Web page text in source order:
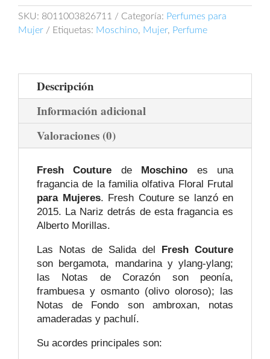
cantidad
SKU: 8011003826711 Categoría: Perfumes para
Mujer
Etiquetas: Moschino, Mujer, Perfume
Descripción
Información adicional
Valoraciones (0)
Fresh Couture de Moschino es una
fragancia de la familia olfativa Floral Frutal
para Mujeres. Fresh Couture se lanzó en
2015. La Nariz detrás de esta fragancia es
Alberto Morillas.
Las Notas de Salida del Fresh Couture
son bergamota, mandarina y ylang-ylang;
las Notas de Corazón son peonía,
frambuesa y osmanto (olivo oloroso); las
Notas de Fondo son ambroxan, notas
amaderadas y pachulí.
Su acordes principales son: